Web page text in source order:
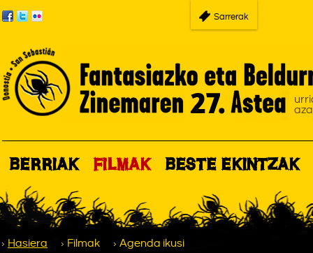
Sarrerak
BERRIAK FILMAK BESTE EKINTZAK
Hasiera Filmak Agenda ikusi